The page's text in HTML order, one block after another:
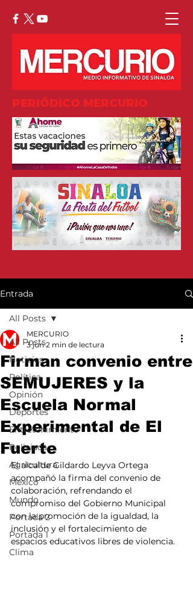
PERIÓDICO MERCURIO
Entrada
All Posts
Noticias
Política
Opinión
Deportes
Entretenimiento
Policiaca
Agricultura
México
Mundo
Portada 2
Portada 1
Clima
All Posts
Firman convenio entre
SEMUJERES y la
Escuela Normal
Experimental de El
Fuerte
MERCURIO
3 jun 2 min de lectura
El alcalde Gildardo Leyva Ortega
acompañó la firma del convenio de
colaboración, refrendando el
compromiso del Gobierno Municipal
con la promoción de la igualdad, la
inclusión y el fortalecimiento de
espacios educativos libres de violencia.